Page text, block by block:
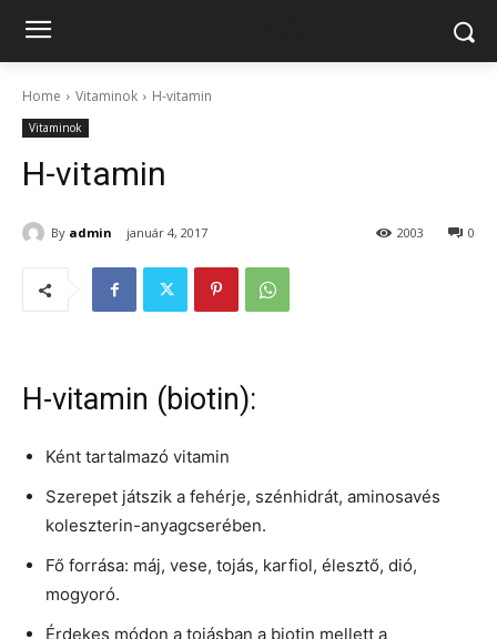
Home Vitaminok H-vitamin
Vitaminok
H-vitamin
By admin január 4, 2017 0
2003
H-vitamin (biotin):
Ként tartalmazó vitamin
Szerepet játszik a fehérje, szénhidrát, aminosavés
koleszterin-anyagcserében.
Fő forrása: máj, vese, tojás, karfiol, élesztő, dió,
mogyoró.
Érdekes módon a tojásban a biotin mellett a